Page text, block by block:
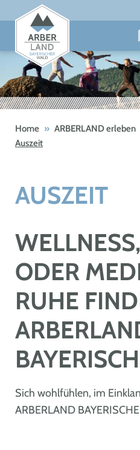
to
content
Home » ARBERLAND erleben
Auszeit
AUSZEIT
ODER
RUHE
Sich wohlfühlen, im
ARBERLAND